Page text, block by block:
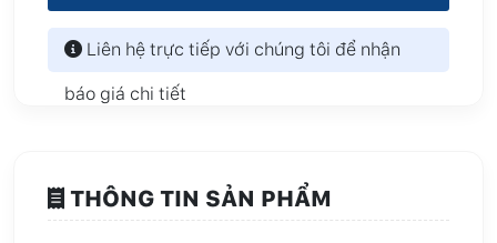
Liên hệ trực tiếp với chúng tôi để nhận
báo giá chi tiết
THÔNG TIN SẢN PHẨM